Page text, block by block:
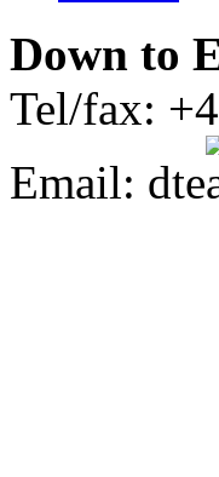
Down to
Tel/fax:
Email: dte